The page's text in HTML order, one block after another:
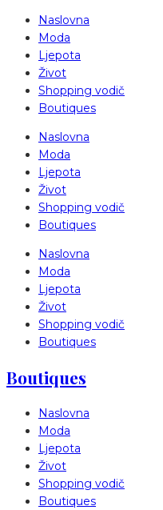
Naslovna
Moda
Ljepota
Život
Shopping vodič
Boutiques
Naslovna
Moda
Ljepota
Život
Shopping vodič
Boutiques
Naslovna
Moda
Ljepota
Život
Shopping vodič
Boutiques
Boutiques
Naslovna
Moda
Ljepota
Život
Shopping vodič
Boutiques